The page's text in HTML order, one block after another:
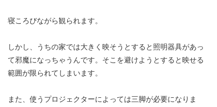
寝ころびながら観られます。
しかし、うちの家では大きく映そうとすると照明器具があっ
て邪魔になっちゃうんです。そこを避けようとすると映せる
範囲が限られてしまいます。
また、使うプロジェクターによっては三脚が必要になりま